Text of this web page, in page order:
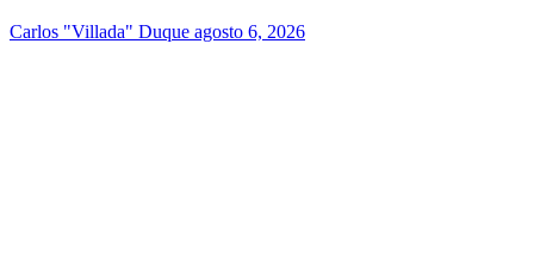
Carlos "Villada" Duque agosto 6, 2026